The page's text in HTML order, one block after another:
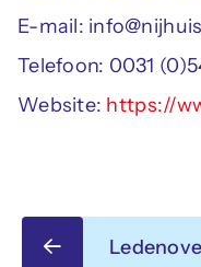
E-mail:
Telefoon: 0031
Website: https://